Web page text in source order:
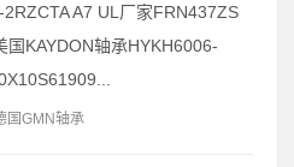
A7 UL厂家FRN437ZS
KAYDON轴承HYKH6006-
国GMN轴承